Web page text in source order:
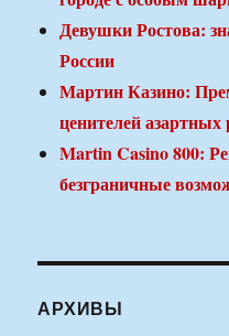
Девушки Ростова:
России
Мартин Казино:
ценителей азартных
Martin Casino 800:
безграничные
АРХИВЫ